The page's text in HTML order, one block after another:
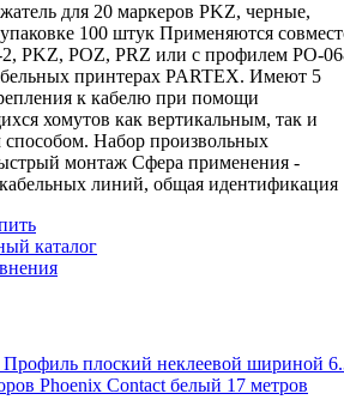
для 20 маркеров PKZ, черные,
100 штук Применяются
PKZ, POZ, PRZ или с профилем PO-
принтерах PARTEX. Имеют 5
к кабелю при помощи
хомутов как вертикальным, так и
способом. Набор произвольных
монтаж Сфера применения -
линий, общая идентификация
каталог